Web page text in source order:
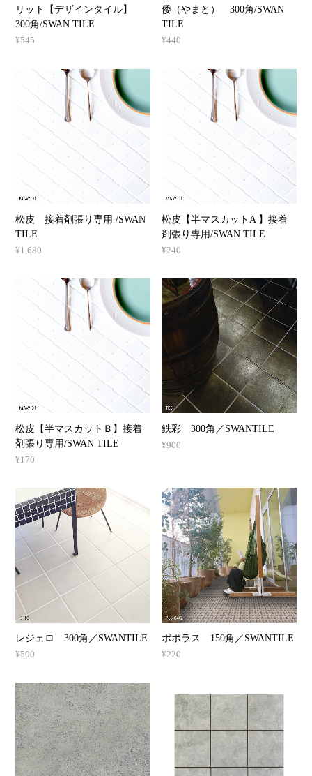
リット【デザインタイル】
300角/SWAN TILE
¥545
倭（やまと） 300角/SWAN
TILE
¥440
松皮 接着剤張り専用 /SWAN
TILE
¥1,680
松皮【半マスカットA 】接着
剤張り専用/SWAN TILE
¥240
松皮【半マスカットＢ】接着
剤張り専用/SWAN TILE
¥170
鉄彩 300角／SWANTILE
¥900
レジェロ 300角／SWANTILE
¥500
ポポラス 150角／SWANTILE
¥220